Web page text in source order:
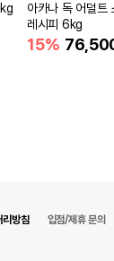
아카나 독 어덜트
레시피 6kg
15%
리방침 입점/제휴 문의